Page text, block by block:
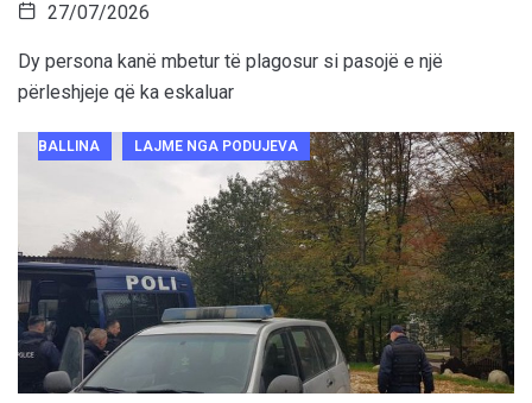
27/07/2026
Dy persona kanë mbetur të plagosur si pasojë e një
përleshjeje që ka eskaluar
BALLINA LAJME NGA PODUJEVA